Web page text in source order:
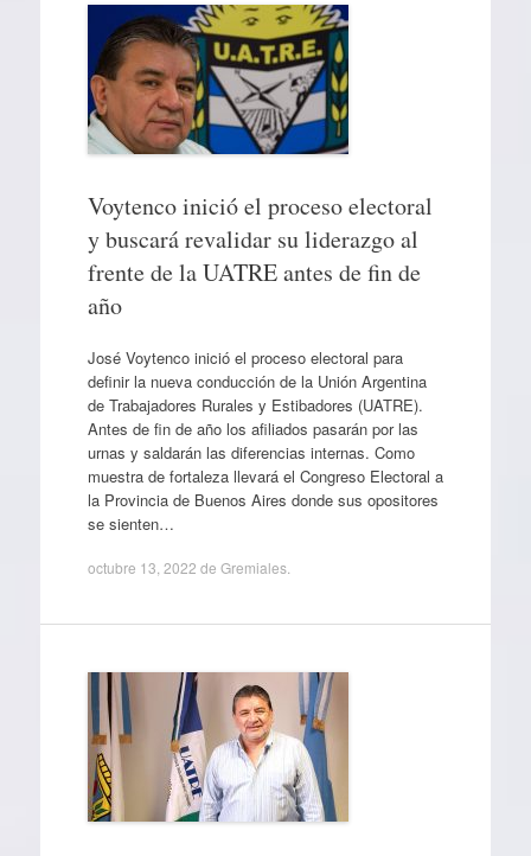
Voytenco inició el proceso electoral
y buscará revalidar su liderazgo al
frente de la UATRE antes de fin de
año
José Voytenco inició el proceso electoral para
definir la nueva conducción de la Unión Argentina
de Trabajadores Rurales y Estibadores (UATRE).
Antes de fin de año los afiliados pasarán por las
urnas y saldarán las diferencias internas. Como
muestra de fortaleza llevará el Congreso Electoral a
la Provincia de Buenos Aires donde sus opositores
se sienten…
octubre 13, 2022 de Gremiales.